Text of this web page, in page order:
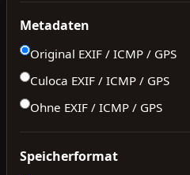
Metadaten
Original EXIF / ICMP / GPS
Culoca EXIF / ICMP / GPS
Ohne EXIF / ICMP / GPS
Speicherformat